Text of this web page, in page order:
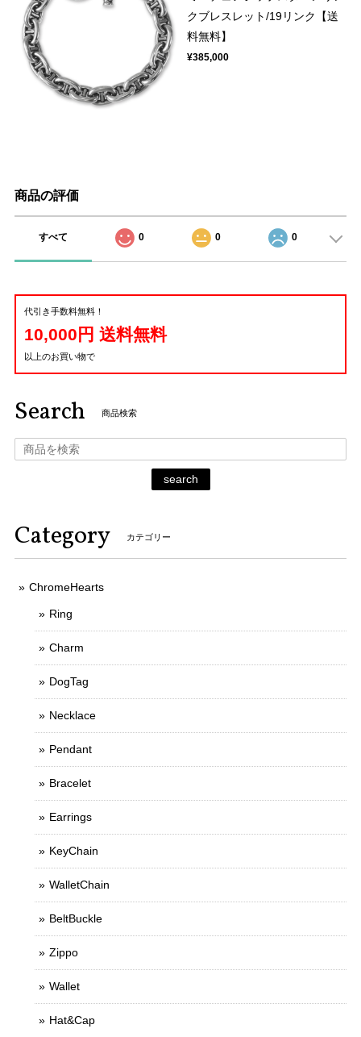
クブレスレット/19リンク【送
料無料】
¥385,000
商品の評価
すべて 0 0 0
代引き手数料無料！
10,000円 送料無料
以上のお買い物で
Search 商品検索
search
Category カテゴリー
ChromeHearts
Ring
Charm
DogTag
Necklace
Pendant
Bracelet
Earrings
KeyChain
WalletChain
BeltBuckle
Zippo
Wallet
Hat&Cap